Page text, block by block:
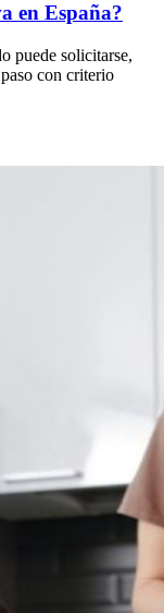
en España?
puede solicitarse,
con criterio